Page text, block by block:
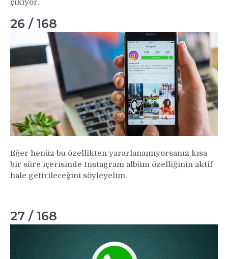
çıkıyor.
26 / 168
Eğer henüz bu özellikten yararlanamıyorsanız kısa
bir süre içerisinde Instagram albüm özelliğinin aktif
hale getirileceğini söyleyelim.
27 / 168